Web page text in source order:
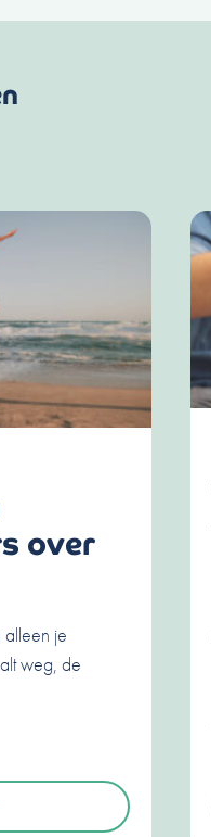
over
je
weg, de